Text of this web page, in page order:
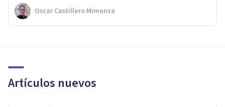
Oscar Castillero Mimenza
Artículos nuevos